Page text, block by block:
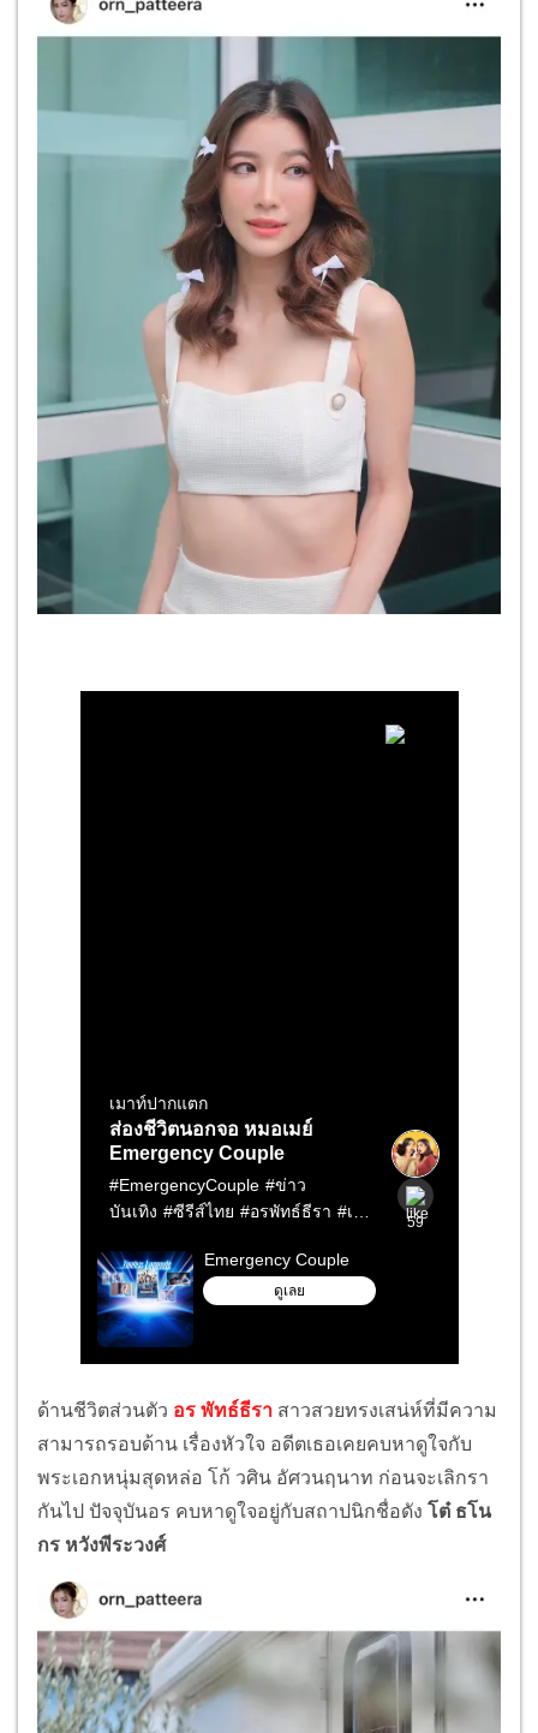
ด้านชีวิตส่วนตัว อร พัทธ์ธีรา สาวสวยทรงเสน่ห์ที่มีความ
สามารถรอบด้าน เรื่องหัวใจ อดีตเธอเคยคบหาดูใจกับ
พระเอกหนุ่มสุดหล่อ โก้ วศิน อัศวนฤนาท ก่อนจะเลิกรา
กันไป ปัจจุบันอร คบหาดูใจอยู่กับสถาปนิกชื่อดัง โต๋ ธโน
กร หวังพีระวงศ์